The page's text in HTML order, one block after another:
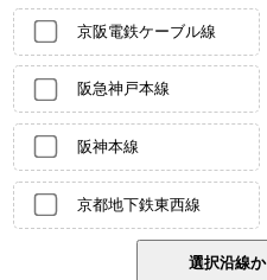
京阪電鉄ケーブル線
阪急神戸本線
阪神本線
京都地下鉄東西線